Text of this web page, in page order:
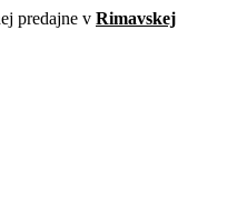
predajne v Rimavskej